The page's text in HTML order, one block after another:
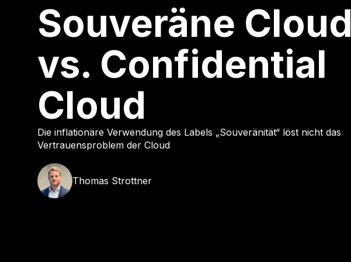
Souveräne Cloud
vs. Confidential
Cloud
Die inflationäre Verwendung des Labels „Souveränität“ löst nicht das
Vertrauensproblem der Cloud
Thomas Strottner